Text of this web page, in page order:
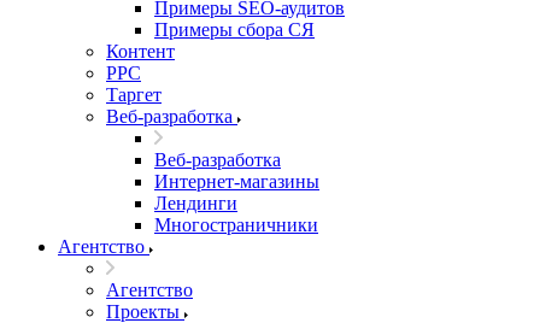
Примеры SEO-аудитов
Примеры сбора СЯ
Контент
PPC
Таргет
Веб-разработка
Веб-разработка
Интернет-магазины
Лендинги
Многостраничники
Агентство
Агентство
Проекты